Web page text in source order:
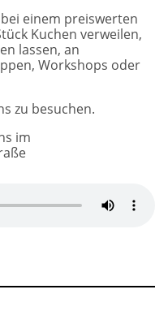
einem preiswerten
Kuchen verweilen,
lassen, an
Workshops oder
zu besuchen.
im